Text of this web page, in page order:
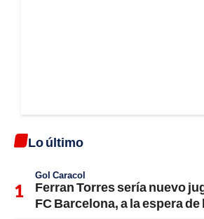
Lo último
Gol Caracol
Ferran Torres sería nuevo
FC Barcelona, a la espera de